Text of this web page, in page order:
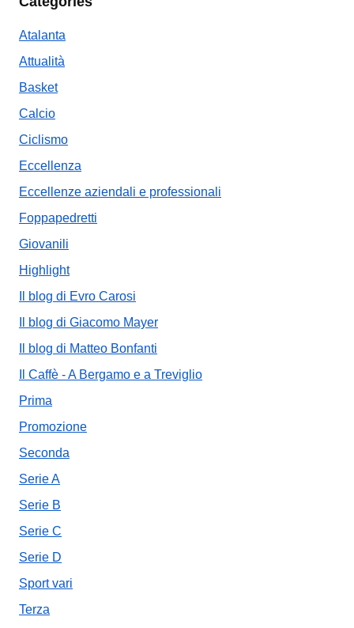
Atalanta
Attualità
Basket
Calcio
Ciclismo
Eccellenza
Eccellenze aziendali e professionali
Foppapedretti
Giovanili
Highlight
Il blog di Evro Carosi
Il blog di Giacomo Mayer
Il blog di Matteo Bonfanti
Il Caffè - A Bergamo e a Treviglio
Prima
Promozione
Seconda
Serie A
Serie B
Serie C
Serie D
Sport vari
Terza